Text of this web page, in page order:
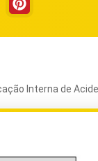
Interna de